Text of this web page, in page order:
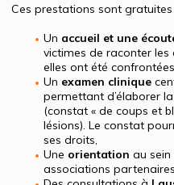
Ces prestations sont gratuites
Un accueil et une
victimes de raconter les
elles ont été confrontées
Un examen clinique
permettant d’élaborer
(constat « de coups et
lésions). Le constat
ses droits,
Une orientation au
associations